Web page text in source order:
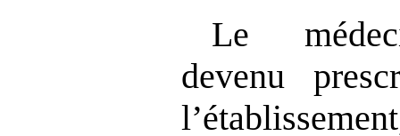
Le
devenu